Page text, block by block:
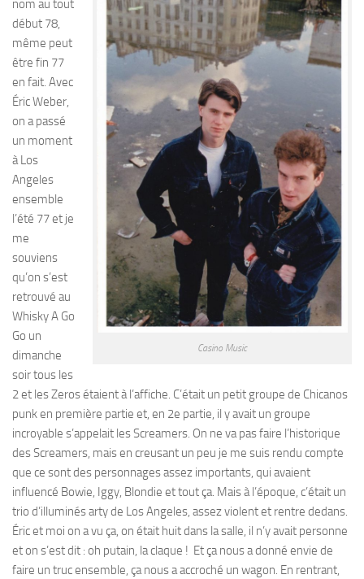
Casino Music
nom au tout
début 78,
même peut
être fin 77
en fait. Avec
Éric Weber,
on a passé
un moment
à Los
Angeles
ensemble
l’été 77 et je
me
souviens
qu’on s’est
retrouvé au
Whisky A Go
Go un
dimanche
soir tous les
2 et les Zeros étaient à l’affiche. C’était un petit groupe de Chicanos
punk en première partie et, en 2e partie, il y avait un groupe
incroyable s’appelait les Screamers. On ne va pas faire l’historique
des Screamers, mais en creusant un peu je me suis rendu compte
que ce sont des personnages assez importants, qui avaient
influencé Bowie, Iggy, Blondie et tout ça. Mais à l’époque, c’était un
trio d’illuminés arty de Los Angeles, assez violent et rentre dedans.
Éric et moi on a vu ça, on était huit dans la salle, il n’y avait personne
et on s’est dit : oh putain, la claque ! Et ça nous a donné envie de
faire un truc ensemble, ça nous a accroché un wagon. En rentrant,